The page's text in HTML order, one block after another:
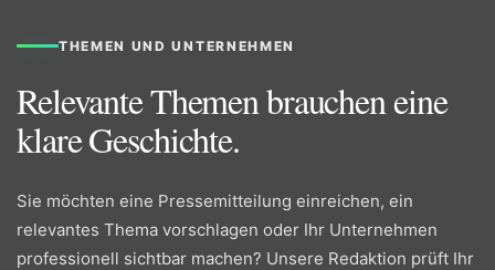
THEMEN UND UNTERNEHMEN
Relevante Themen brauchen eine
klare Geschichte.
Sie möchten eine Pressemitteilung einreichen, ein
relevantes Thema vorschlagen oder Ihr Unternehmen
professionell sichtbar machen? Unsere Redaktion prüft Ihr